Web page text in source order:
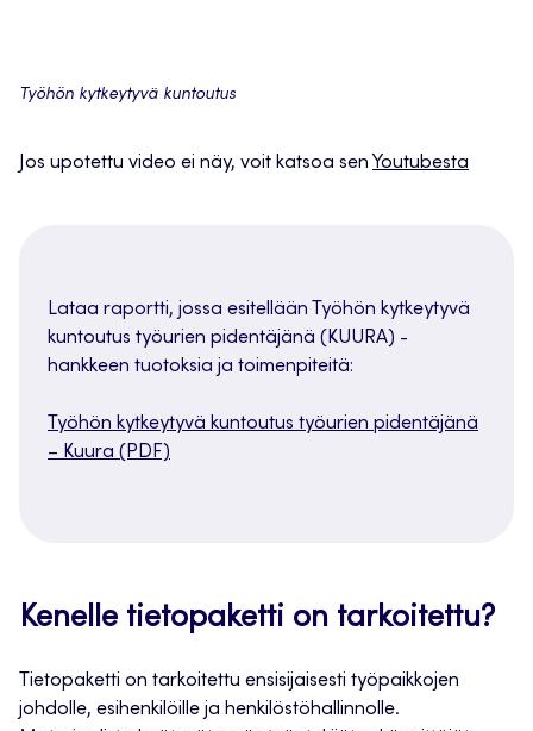
Työhön kytkeytyvä kuntoutus
Jos upotettu video ei näy, voit katsoa sen Youtubesta
Lataa raportti, jossa esitellään Työhön kytkeytyvä
kuntoutus työurien pidentäjänä (KUURA) -
hankkeen tuotoksia ja toimenpiteitä:
Työhön kytkeytyvä kuntoutus työurien pidentäjänä
– Kuura (PDF)
Kenelle tietopaketti on tarkoitettu?
Tietopaketti on tarkoitettu ensisijaisesti työpaikkojen
johdolle, esihenkilöille ja henkilöstöhallinnolle.